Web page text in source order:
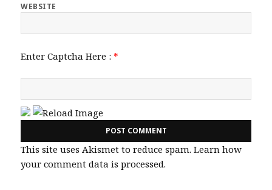
WEBSITE
Enter Captcha Here :*
This site uses Akismet to reduce spam.Learn how
your comment data is processed.